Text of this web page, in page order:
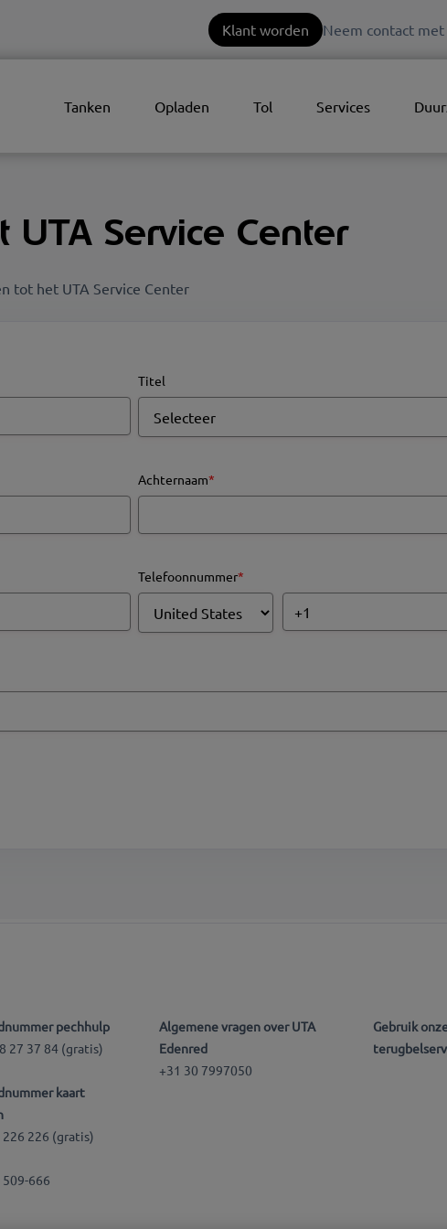
Klant worden Neem contact met
Tanken Opladen Tol Services
Service Center
tot het UTA Service Center
Titel
Achternaam*
Telefoonnummer*
pechhulp
27 37 84 (gratis)
kaart
226 (gratis)
666
Algemene vragen over UTA
Edenred
+31 30 7997050
Gebruik